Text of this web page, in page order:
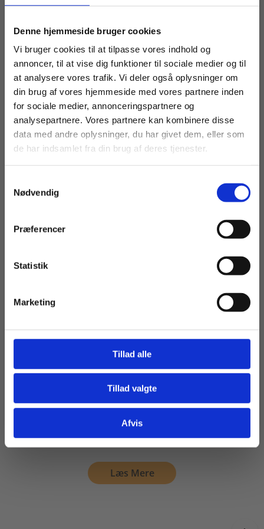
Denne hjemmeside bruger cookies
Vi bruger cookies til at tilpasse vores indhold og
annoncer, til at vise dig funktioner til sociale medier og til
at analysere vores trafik. Vi deler også oplysninger om
din brug af vores hjemmeside med vores partnere inden
for sociale medier, annonceringspartnere og
analysepartnere. Vores partnere kan kombinere disse
data med andre oplysninger, du har givet dem, eller som
de har indsamlet fra din brug af deres tjenester.
Nødvendig
Præferencer
Statistik
Marketing
Tillad alle
Tillad valgte
Afvis
eBog+
Læs en periode
Susanne Frost Maarbjerg Søren Cardel Lindskrog
Fra
eBog+
Susanne Frost Maarbjerg Anne Weile
Læs Mere
Køb læremidler og find masterclasses mm.
Fortsæt som:
For privatkunder og
studerende. Du får
vist priser inkl.
For institutioner og
virksomheder. Du
får vist priser ekskl.
Gå til praxisOnline